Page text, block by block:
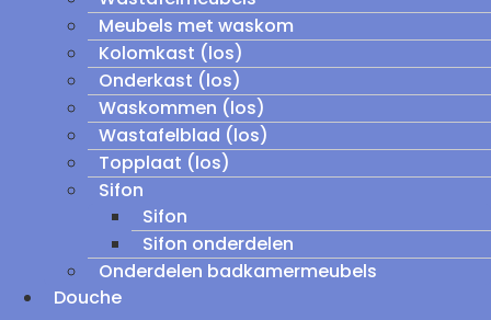
Meubels met waskom
Kolomkast (los)
Onderkast (los)
Waskommen (los)
Wastafelblad (los)
Topplaat (los)
Sifon
Sifon
Sifon onderdelen
Onderdelen badkamermeubels
Douche